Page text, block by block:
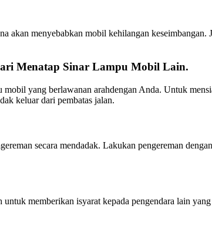
akan menyebabkan mobil kehilangan
Menatap Sinar Lampu Mobil Lain.
yang berlawanan arahdengan Anda. Untuk
keluar dari pembatas jalan.
secara mendadak. Lakukan pengereman
memberikan isyarat kepada pengendara lain